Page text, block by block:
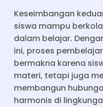
Keseimbangan
siswa mampu
dalam belajar.
ini, proses
bermakna karena
materi, tetapi juga
membangun
harmonis di